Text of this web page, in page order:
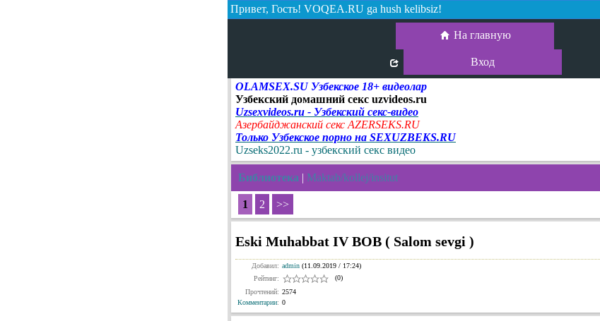
Привет, Гость! VOQEA.RU ga hush kelibsiz!
На главную
Вход
OLAMSEX.SU Узбекское 18+ видеолар
Узбекский домашний секс uzvideos.ru
Uzsexvideos.ru - Узбекский секс-видео
Азербайджанский секс AZERSEKS.RU
Только Узбекское порно на SEXUZBEKS.RU
Uzseks2022.ru - узбекский секс видео
Библиотека | Maktab/kollej/insitut
1 2 >>
Eski Muhabbat IV BOB ( Salom sevgi )
Добавил: admin (11.09.2019 / 17:24)
Рейтинг:
(0)
Прочтений: 2574
Комментарии: 0